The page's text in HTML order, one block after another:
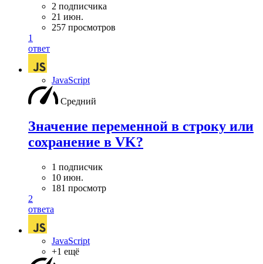
2 подписчика
21 июн.
257 просмотров
1
ответ
JavaScript
Средний
Значение переменной в строку или
сохранение в VK?
1 подписчик
10 июн.
181 просмотр
2
ответа
JavaScript
+1 ещё